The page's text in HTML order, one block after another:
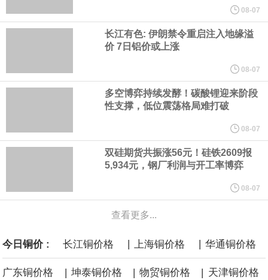
计划建造的15艘核动力“特朗普级”（Trump-class）战列舰，从研发
到采购的总费用可能高达2750亿美元，为美国有史以来最昂贵的水
面战舰项目之一。 根据CBO的初步估算，首舰造价约234亿美元，
后续14艘平均每艘约180亿美元。
黄金价格有望录得自今年1月以来最大单周涨幅。油价走弱为金价提
供支撑，同时投资者正等待美国非农就业数据，以寻找美国利率前
景的线索。StoneX高级分析师马特·辛普森表示，中东和平前景改善
令市场通胀预期下降，推动黄金价格从此前持续数周、位于4000美
元上方的盘整区间中进一步上涨。
海力士：龙仁工厂将生产高带宽内存（HBM）及其他下一代动态随
08-07
长江有色: 伊朗禁令重启注入地缘溢
价 7日铝价或上涨
08-07
多空博弈持续发酵！碳酸锂迎来阶段
性支撑，低位震荡格局难打破
08-07
双硅期货共振涨56元！硅铁2609报
5,934元，钢厂利润与开工率博弈
08-07
查看更多...
今日铜价 : 长江铜价格 | 上海铜价格 | 华通铜价格
广东铜价格 | 坤泰铜价格 | 物贸铜价格 | 天津铜价格